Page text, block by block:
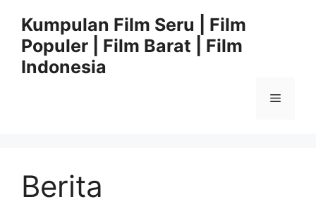
Kumpulan Film Seru | Film
Populer | Film Barat | Film
Indonesia
Menu
Berita